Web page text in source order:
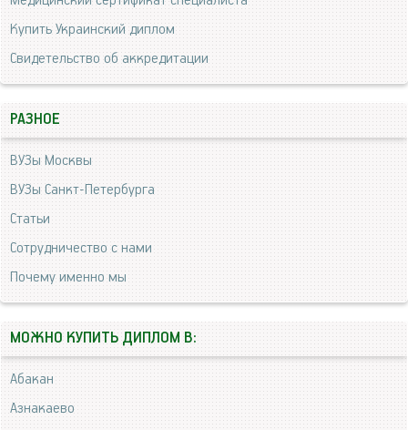
Купить Украинский диплом
Свидетельство об аккредитации
РАЗНОЕ
ВУЗы Москвы
ВУЗы Санкт-Петербурга
Статьи
Сотрудничество с нами
Почему именно мы
МОЖНО КУПИТЬ ДИПЛОМ В:
Абакан
Азнакаево